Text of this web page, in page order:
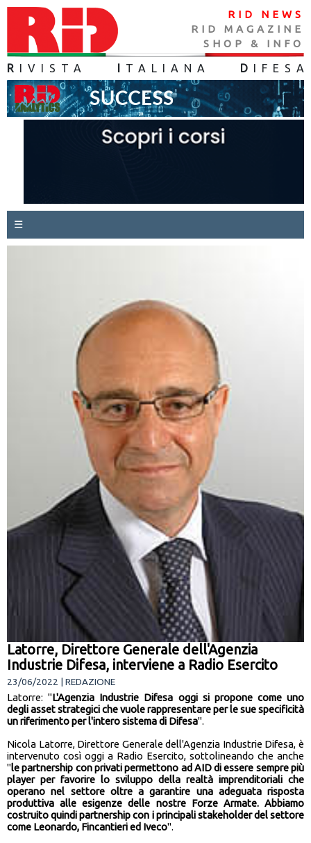
RID NEWS
RID MAGAZINE
SHOP & INFO
R IVISTA TALIANA D IFES A
☰
Latorre, Direttore Generale dell'Agenzia
Industrie Difesa, interviene a Radio Esercito
23/06/2022 | REDAZIONE
Latorre: "L'Agenzia Industrie Difesa oggi si propone come uno
degli asset strategici che vuole rappresentare per le sue specificità
un riferimento per l'intero sistema di Difesa".
Nicola Latorre, Direttore Generale dell'Agenzia Industrie Difesa, è
intervenuto così oggi a Radio Esercito, sottolineando che anche
"le partnership con privati permettono ad AID di essere sempre più
player per favorire lo sviluppo della realtà imprenditoriali che
operano nel settore oltre a garantire una adeguata risposta
produttiva alle esigenze delle nostre Forze Armate. Abbiamo
costruito quindi partnership con i principali stakeholder del settore
come Leonardo, Fincantieri ed Iveco".